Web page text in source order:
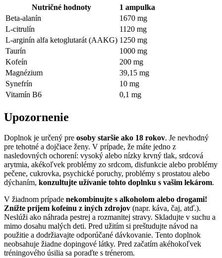
Nutričné hodnoty
1 ampulka
Beta-alanín
1670 mg
L-citrulín
1120 mg
L-arginín alfa ketoglutarát (AAKG) 1250 mg
Taurín
1000 mg
Kofeín
200 mg
Magnézium
39,15 mg
Synefrín
10 mg
Vitamín B6
0,1 mg
Upozornenie
Doplnok je určený pre osoby staršie ako 18 rokov. Je nevhodný
pre tehotné a dojčiace ženy. V prípade, že máte jedno z
nasledovných ochorení: vysoký alebo nízky krvný tlak, srdcová
arytmia, akékoľvek problémy zo srdcom, disfunkcie alebo problémy
pečene, cukrovka, psychické poruchy, problémy s prostatou alebo
dýchaním, konzultujte užívanie tohto doplnku s vašim lekárom.
V žiadnom prípade nekombinujte s alkoholom alebo drogami!
Znížte príjem kofeínu z iných zdrojov (napr. káva, čaj, atď.).
Neslúži ako náhrada pestrej a rozmanitej stravy. Skladujte v suchu a
mimo dosahu malých deti. Pred užitím si preštudujte návod na
použitie a dodržiavajte odporúčané dávkovanie. Tento doplnok
neobsahuje žiadne dopingové látky. Pred začatím akéhokoľvek
tréningového úsilia sa poraďte s trénerom.